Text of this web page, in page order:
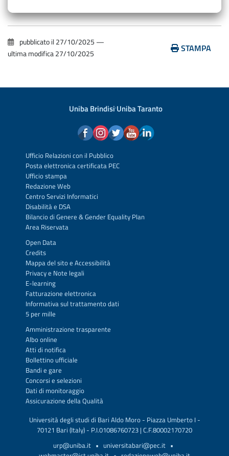
pubblicato il27/10/2025 —
ultima modifica27/10/2025 STAMPA
Uniba Brindisi·Uniba Taranto
Ufficio Relazioni con il Pubblico
Posta elettronica certificata PEC
Ufficio stampa
Redazione Web
Centro Servizi Informatici
Disabilità e DSA
Bilancio di Genere & Gender Equality Plan
Area Riservata
Open Data
Credits
Mappa del sitoe Accessibilità
Privacye Note legali
E-learning
Fatturazione elettronica
Informativa sul trattamento dati
5 per mille
Amministrazione trasparente
Albo online
Atti di notifica
Bollettino ufficiale
Bandi e gare
Concorsi e selezioni
Dati di monitoraggio
Assicurazione della Qualità
Università degli studi di Bari Aldo Moro - Piazza Umberto I -
70121 Bari (Italy) - P.I.01086760723 | C.F.80002170720
urp@uniba.it• universitabari@pec.it•